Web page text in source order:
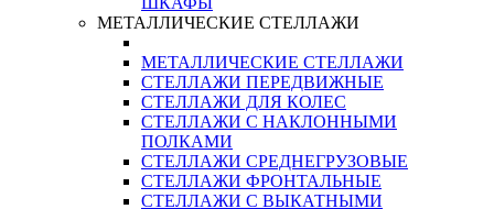
МЕТАЛЛИЧЕСКИЕ СТЕЛЛАЖИ
МЕТАЛЛИЧЕСКИЕ СТЕЛЛАЖИ
СТЕЛЛАЖИ ПЕРЕДВИЖНЫЕ
СТЕЛЛАЖИ ДЛЯ КОЛЕС
СТЕЛЛАЖИ С НАКЛОННЫМИ
ПОЛКАМИ
СТЕЛЛАЖИ СРЕДНЕГРУЗОВЫЕ
СТЕЛЛАЖИ ФРОНТАЛЬНЫЕ
СТЕЛЛАЖИ С ВЫКАТНЫМИ